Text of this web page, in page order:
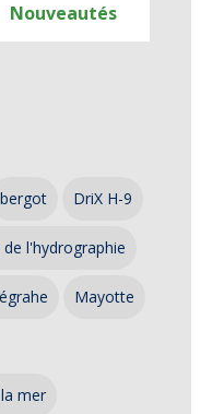
Nouveautés
bergot DriX H-9
l'hydrographie
Mayotte
mer